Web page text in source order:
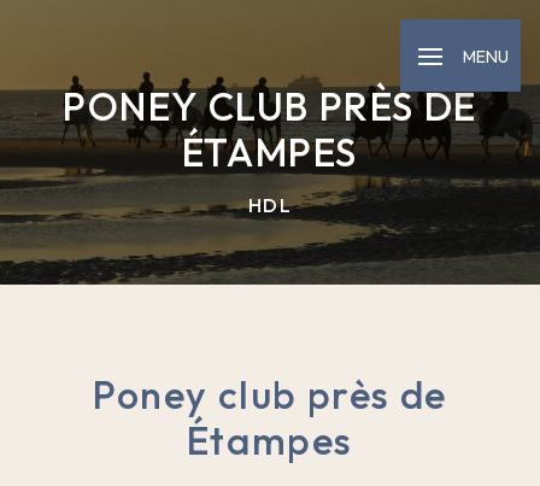
MENU
PONEY CLUB PRÈS DE
ÉTAMPES
HDL
Poney club près de
Étampes